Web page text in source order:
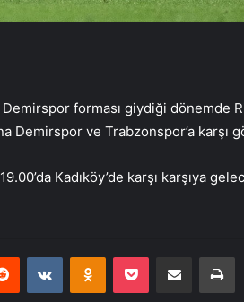
forması giydiği dönemde
Demirspor ve Trabzonspor’a karşı
Kadıköy’de karşı karşıya
Reddit VKontakteOdnoklassniki
Pocket E-Posta ile paylaş